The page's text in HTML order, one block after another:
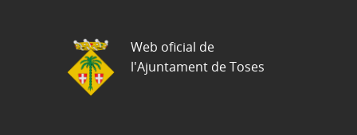
Web oficial de
l'Ajuntament de Toses